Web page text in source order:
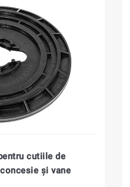
cutiile de
şi vane